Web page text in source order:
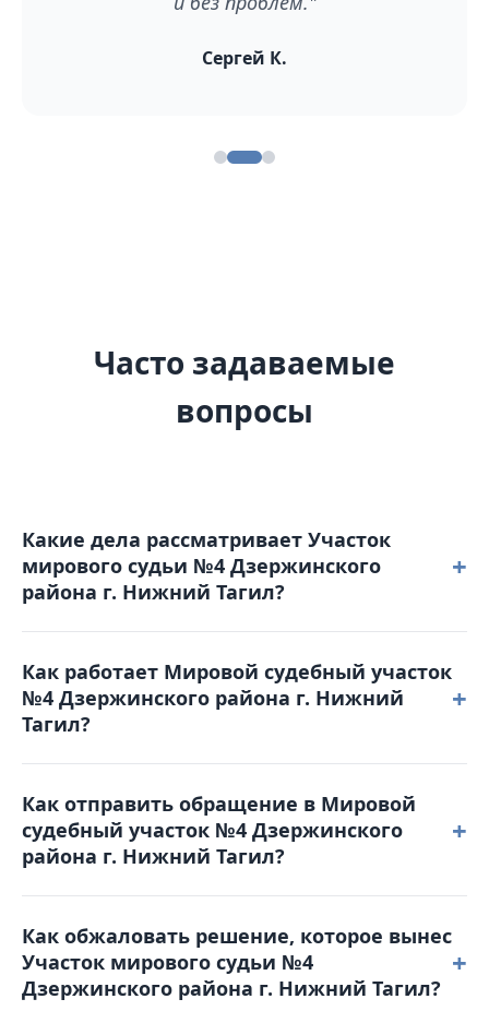
Сергей К.
Часто задаваемые
вопросы
Какие дела рассматривает Участок
мирового судьи №4 Дзержинского
района г. Нижний Тагил?
+
дела небольшой тяжести, гражданские споры с
ценой иска до 50 000 рублей, дела о расторжении
брака без спора о детях, административные
правонарушения, а также вопросы выдачи
судебных приказов.
Как работает Мировой судебный участок
№4 Дзержинского района г. Нижний
Тагил?
+
00 пятница: с 9-00 до 17-00. Обеденный перерыв с
13-00 до 13-48. Выходные дни: суббота,
воскресенье и праздничные дни. График приема
граждан: понедельник - четверг: с 9-00 до 18-00
пятница: с 9-00 до 17-00.
Как отправить обращение в Мировой
судебный участок №4 Дзержинского
района г. Нижний Тагил?
+
для получения справочной информации или
отправить письмо на электронную почту:
4dzr@dms66.ru или воспользоваться порталом
Как обжаловать решение, которое вынес
Участок мирового судьи №4
Дзержинского района г. Нижний Тагил?
+